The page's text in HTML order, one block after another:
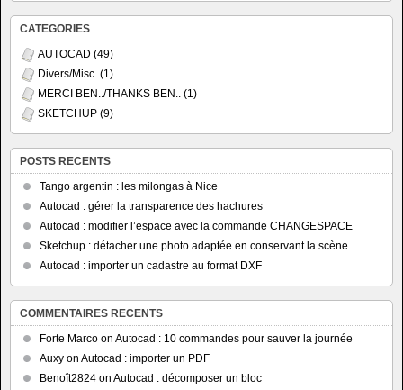
CATEGORIES
AUTOCAD (49)
Divers/Misc. (1)
MERCI BEN../THANKS BEN..
(1)
SKETCHUP (9)
POSTS RECENTS
Tango argentin : les milongas à Nice
Autocad : gérer la transparence des hachures
Autocad : modifier l’espace avec la commande CHANGESPACE
Sketchup : détacher une photo adaptée en conservant la scène
Autocad : importer un cadastre au format DXF
COMMENTAIRES RECENTS
Forte Marco on Autocad : 10 commandes pour sauver la journée
Auxy on Autocad : importer un PDF
Benoît2824 on Autocad : décomposer un bloc